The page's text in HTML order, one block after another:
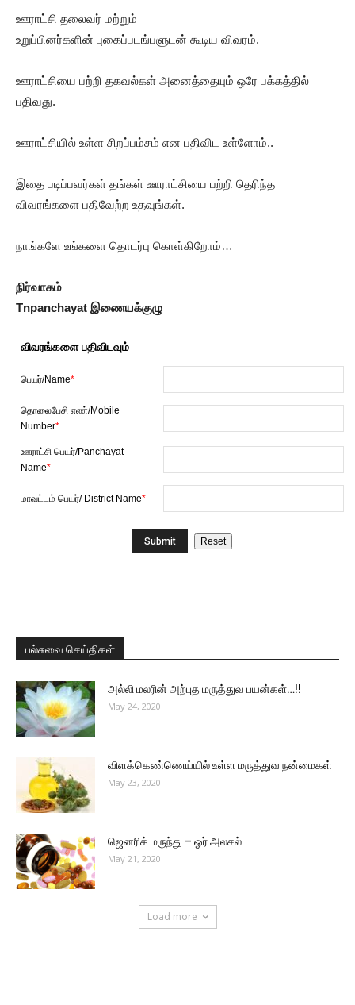
ஊராட்சி தலைவர் மற்றும்
உறுப்பினர்களின் புகைப்படங்பளுடன் கூடிய விவரம்.
ஊராட்சியை பற்றி தகவல்கள் அனைத்தையும் ஒரே பக்கத்தில்
பதிவது.
ஊராட்சியில் உள்ள சிறப்பம்சம் என பதிவிட உள்ளோம்..
இதை படிப்பவர்கள் தங்கள் ஊராட்சியை பற்றி தெரிந்த
விவரங்களை பதிவேற்ற உதவுங்கள்.
நாங்களே உங்களை தொடர்பு கொள்கிறோம்…
நிர்வாகம்
Tnpanchayat இணையக்குழு
விவரங்களை பதிவிடவும்
பெயர்/Name*
தொலைபேசி எண்/Mobile
Number*
ஊராட்சி பெயர்/Panchayat
Name*
மாவட்டம் பெயர்/ District Name*
பல்சுவை செய்திகள்
அல்லி மலரின் அற்புத மருத்துவ பயன்கள்…!!
May 24, 2020
விளக்கெண்ணெய்யில் உள்ள மருத்துவ நன்மைகள்
May 23, 2020
ஜெனரிக் மருந்து – ஓர் அலசல்
May 21, 2020
Load more